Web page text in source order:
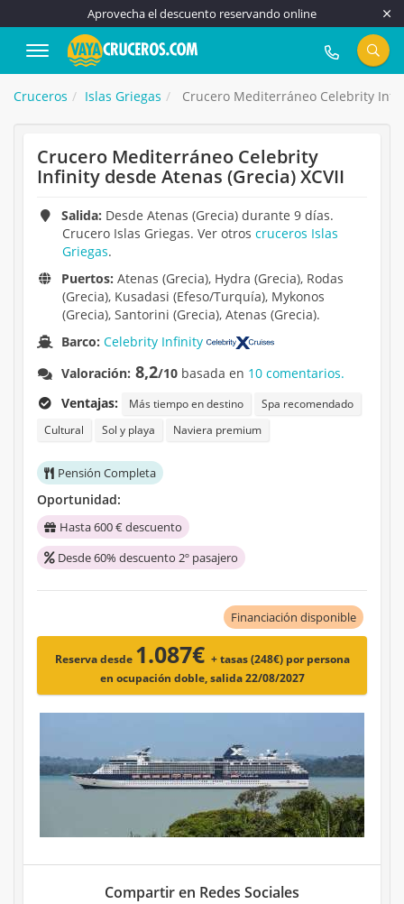
Aprovecha el descuento reservando online
917 815 555
Cruceros Islas Griegas Crucero Mediterráneo Celebrity
Crucero Mediterráneo Celebrity
Infinity desde Atenas (Grecia) XCVII
Salida: Desde Atenas (Grecia) durante 9 días.
Crucero Islas Griegas. Ver otros cruceros Islas
Griegas.
Puertos: Atenas (Grecia), Hydra (Grecia), Rodas
(Grecia), Kusadasi (Efeso/Turquía), Mykonos
(Grecia), Santorini (Grecia), Atenas (Grecia).
Barco:Celebrity Infinity
Valoración: 8,2/10 basada en 10 comentarios.
Ventajas:
Más tiempo en destino
Spa recomendado
Cultural
Sol y playa Naviera premium
Pensión Completa
Oportunidad:
Hasta 600 € descuento
Desde 60% descuento 2º pasajero
Financiación disponible
Reserva desde 1.087€ + tasas (248€) por persona
en ocupación doble, salida 22/08/2027
Compartir en Redes Sociales